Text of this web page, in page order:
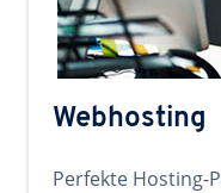
Webhosting
Perfekte Hosting-